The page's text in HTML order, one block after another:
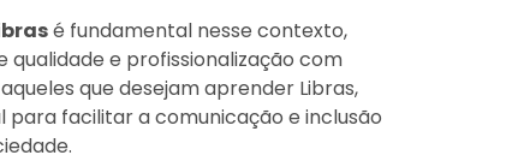
é fundamental nesse contexto,
e profissionalização com
que desejam aprender Libras,
para facilitar a comunicação e inclusão